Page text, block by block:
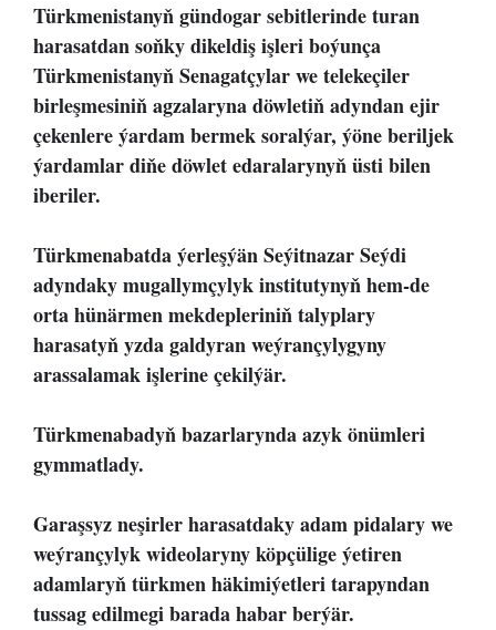
Türkmenistanyň gündogar sebitlerinde turan
harasatdan soňky dikeldiş işleri boýunça
Türkmenistanyň Senagatçylar we telekeçiler
birleşmesiniň agzalaryna döwletiň adyndan ejir
çekenlere ýardam bermek soralýar, ýöne beriljek
ýardamlar diňe döwlet edaralarynyň üsti bilen
iberiler.
Türkmenabatda ýerleşýän Seýitnazar Seýdi
adyndaky mugallymçylyk institutynyň hem-de
orta hünärmen mekdepleriniň talyplary
harasatyň yzda galdyran weýrançylygyny
arassalamak işlerine çekilýär.
Türkmenabadyň bazarlarynda azyk önümleri
gymmatlady.
Garaşsyz neşirler harasatdaky adam pidalary we
weýrançylyk wideolaryny köpçülige ýetiren
adamlaryň türkmen häkimiýetleri tarapyndan
tussag edilmegi barada habar berýär.